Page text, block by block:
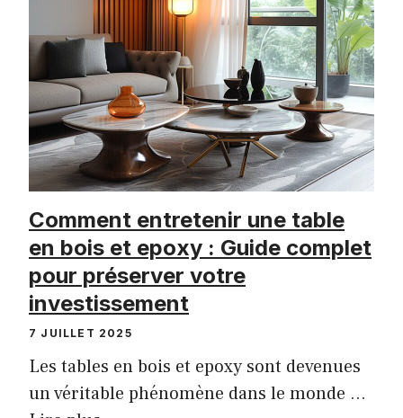
Comment entretenir une table
en bois et epoxy : Guide complet
pour préserver votre
investissement
7 JUILLET 2025
Les tables en bois et epoxy sont devenues
un véritable phénomène dans le monde …